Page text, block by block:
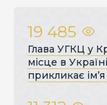
19 485
Глава УГКЦ у
місце в
прикликає